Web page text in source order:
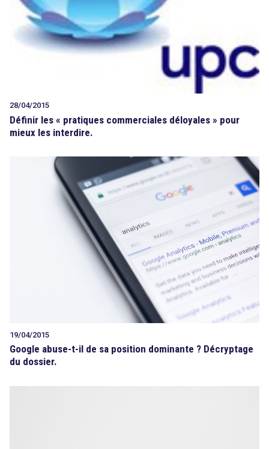
28/04/2015
Définir les « pratiques commerciales déloyales » pour
mieux les interdire.
19/04/2015
Google abuse-t-il de sa position dominante ? Décryptage
du dossier.